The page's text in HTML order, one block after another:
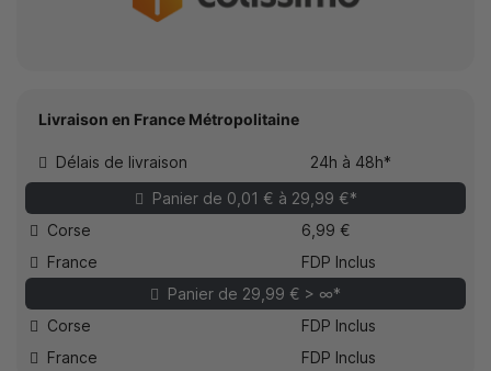
Livraison en France Métropolitaine
Délais de livraison
24h à 48h*
Panier de 0,01 € à 29,99 €*
Corse
6,99 €
France
FDP Inclus
Panier de 29,99 € > ∞*
Corse
FDP Inclus
France
FDP Inclus